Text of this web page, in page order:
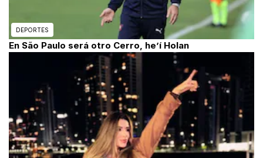
DEPORTES
En São Paulo será otro Cerro, he’í Holan